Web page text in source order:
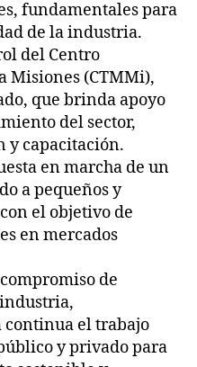
fundamentales para
de la industria.
del Centro
Misiones (CTMMi),
que brinda apoyo
del sector,
y capacitación.
en marcha de un
a pequeños y
el objetivo de
en mercados
de
el trabajo
y privado para